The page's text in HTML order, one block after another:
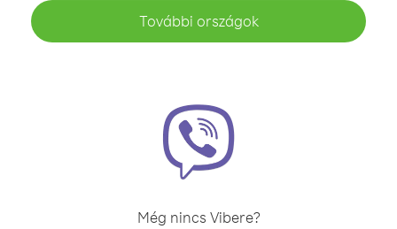
További országok
Még nincs Vibere?